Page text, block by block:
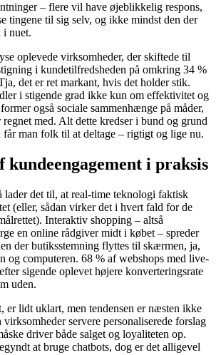
– flere vil have øjeblikkelig respons,
tingene til sig selv, og ikke mindst den der
i nuet.
oplevede virksomheder, der skiftede til
i kundetilfredsheden på omkring 34 %
det er ret markant, hvis det holder stik.
i stigende grad ikke kun om effektivitet og
også sociale sammenhænge på måder,
med. Alt dette kredser i bund og grund
får man folk til at deltage – rigtigt og lige nu.
i praksis
lader det til, at real-time teknologi faktisk
(eller, sådan virker det i hvert fald for de
Interaktiv shopping – altså
en online rådgiver midt i købet – spreder
der butiksstemning flyttes til skærmen, ja,
og computeren. 68 % af webshops med live-
sigende oplevet højere konverteringsrate
uden.
er lidt uklart, men tendensen er næsten ikke
servere personaliserede forslag
driver både salget og loyaliteten op.
at bruge chatbots, dog er det alligevel